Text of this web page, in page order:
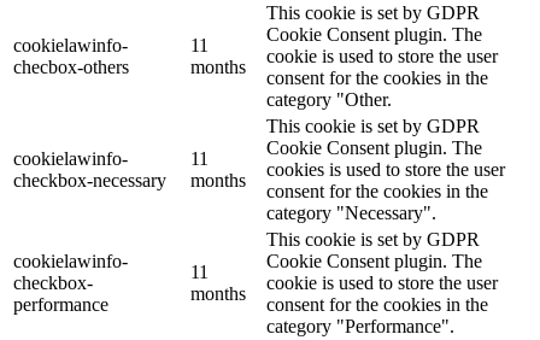
cookielawinfo-
checbox-others
11
months
This cookie is set by GDPR
Cookie Consent plugin. The
cookie is used to store the user
consent for the cookies in the
category "Other.
cookielawinfo-
checkbox-necessary
11
months
This cookie is set by GDPR
Cookie Consent plugin. The
cookies is used to store the user
consent for the cookies in the
category "Necessary".
cookielawinfo-
checkbox-
performance
11
months
This cookie is set by GDPR
Cookie Consent plugin. The
cookie is used to store the user
consent for the cookies in the
category "Performance".